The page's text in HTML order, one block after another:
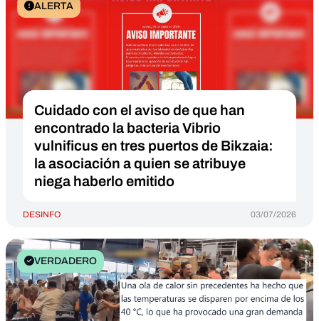
ALERTA
Cuidado con el aviso de que han
encontrado la bacteria Vibrio
vulnificus en tres puertos de Bikzaia:
la asociación a quien se atribuye
niega haberlo emitido
DESINFO 03/07/2026
VERDADERO